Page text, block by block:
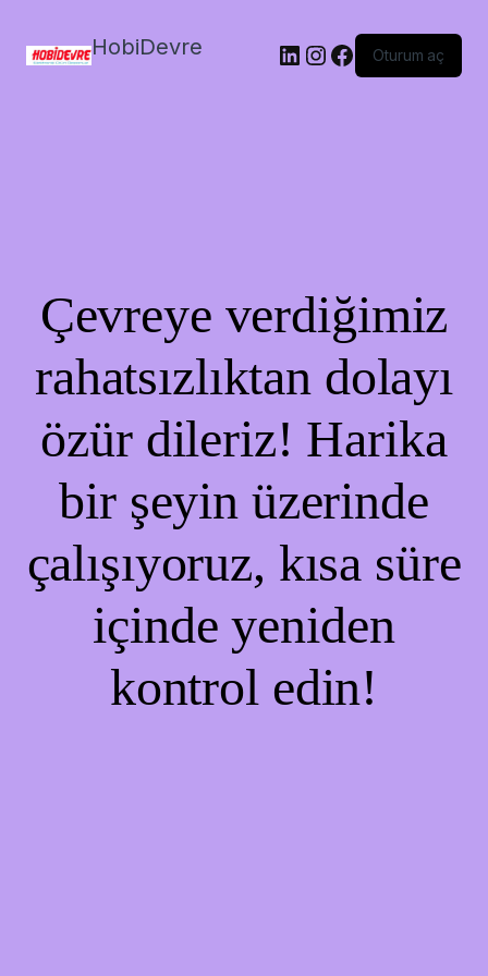
HobiDevre LinkedIn
Instagram
Facebook
Oturum aç
Çevreye verdiğimiz
rahatsızlıktan dolayı
özür dileriz! Harika
bir şeyin üzerinde
çalışıyoruz, kısa süre
içinde yeniden
kontrol edin!